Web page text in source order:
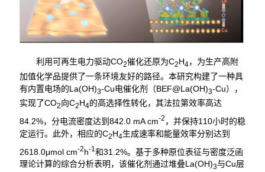
利用可再生电力驱动CO2催化还原为C2H4，为生产高附
加值化学品提供了一条环境友好的路径。本研究构建了一种具
有内置电场的La(OH)3-Cu电催化剂（BEF@La(OH)3-Cu），
实现了CO2向C2H4的高选择性转化，其法拉第效率高达
84.2%，分电流密度达到842.0 mA cm-2 ，并保持110小时的稳
定运行。此外，相应的C2H4生成速率和能量效率分别达到
2618.0μmol cm-2h-1 和31.2%。基于多种原位表征与密度泛函
理论计算的综合分析表明，该催化剂通过堆叠La(OH)3与Cu层